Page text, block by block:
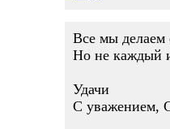
Все мы
Но не каждый
Удачи
С уважением,